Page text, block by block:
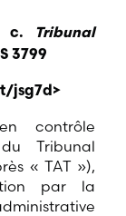
c. Tribunal
3799
jsg7d >
contrôle
Tribunal
« TAT »),
par la